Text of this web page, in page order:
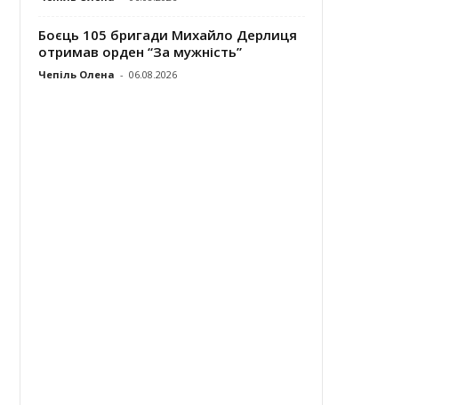
Боєць 105 бригади Михайло Дерлиця
отримав орден “За мужність”
Чепіль Олена - 06.08.2026